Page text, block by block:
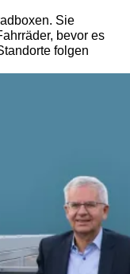
Sie
bevor es
folgen